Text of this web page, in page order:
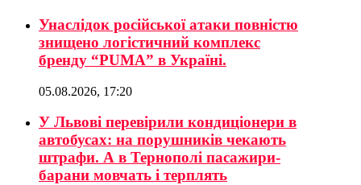
Унаслідок російської атаки повністю
знищено логістичний комплекс
бренду “PUMA” в Україні.
05.08.2026, 17:20
У Львові перевірили кондиціонери в
автобусах: на порушників чекають
штрафи. А в Тернополі пасажири-
барани мовчать і терплять